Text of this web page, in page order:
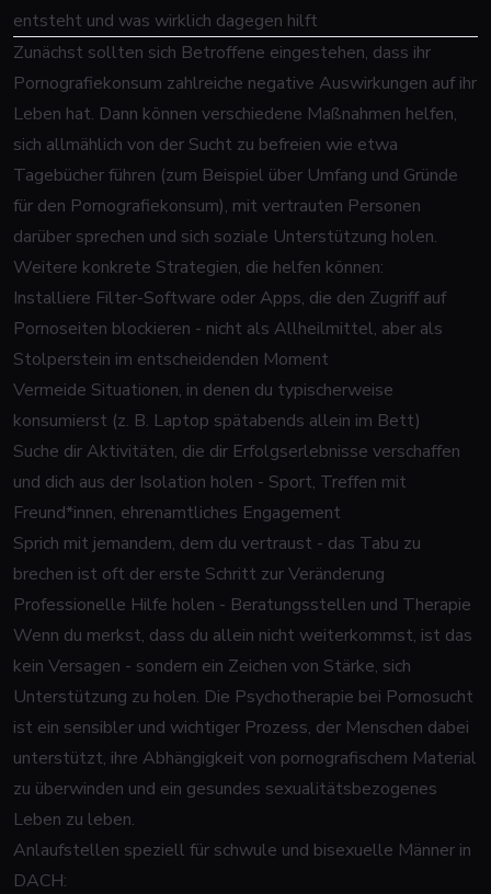
entsteht und was wirklich dagegen hilft
Zunächst sollten sich Betroffene eingestehen, dass ihr
Pornografiekonsum zahlreiche negative Auswirkungen auf ihr
Leben hat. Dann können verschiedene Maßnahmen helfen,
sich allmählich von der Sucht zu befreien wie etwa
Tagebücher führen (zum Beispiel über Umfang und Gründe
für den Pornografiekonsum), mit vertrauten Personen
darüber sprechen und sich soziale Unterstützung holen.
Weitere konkrete Strategien, die helfen können:
Installiere Filter-Software oder Apps, die den Zugriff auf
Pornoseiten blockieren - nicht als Allheilmittel, aber als
Stolperstein im entscheidenden Moment
Vermeide Situationen, in denen du typischerweise
konsumierst (z. B. Laptop spätabends allein im Bett)
Suche dir Aktivitäten, die dir Erfolgserlebnisse verschaffen
und dich aus der Isolation holen - Sport, Treffen mit
Freund*innen, ehrenamtliches Engagement
Sprich mit jemandem, dem du vertraust - das Tabu zu
brechen ist oft der erste Schritt zur Veränderung
Professionelle Hilfe holen - Beratungsstellen und Therapie
Wenn du merkst, dass du allein nicht weiterkommst, ist das
kein Versagen - sondern ein Zeichen von Stärke, sich
Unterstützung zu holen. Die Psychotherapie bei Pornosucht
ist ein sensibler und wichtiger Prozess, der Menschen dabei
unterstützt, ihre Abhängigkeit von pornografischem Material
zu überwinden und ein gesundes sexualitätsbezogenes
Leben zu leben.
Anlaufstellen speziell für schwule und bisexuelle Männer in
DACH: